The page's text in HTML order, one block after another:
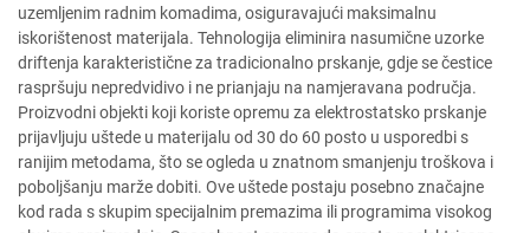
uzemljenim radnim komadima, osiguravajući maksimalnu
iskorištenost materijala. Tehnologija eliminira nasumične uzorke
driftenja karakteristične za tradicionalno prskanje, gdje se čestice
raspršuju nepredvidivo i ne prianjaju na namjeravana područja.
Proizvodni objekti koji koriste opremu za elektrostatsko prskanje
prijavljuju uštede u materijalu od 30 do 60 posto u usporedbi s
ranijim metodama, što se ogleda u znatnom smanjenju troškova i
poboljšanju marže dobiti. Ove uštede postaju posebno značajne
kod rada s skupim specijalnim premazima ili programima visokog